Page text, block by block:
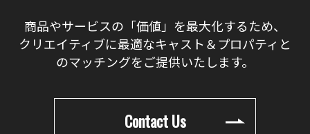
商品やサービスの「価値」を最大化するため、
クリエイティブに最適なキャスト＆プロパティと
のマッチングをご提供いたします。
Contact Us